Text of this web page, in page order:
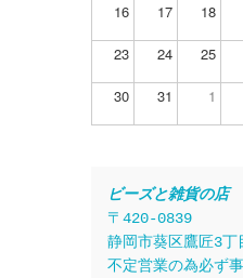
16 17 18
23 24 25
30 31 1
ビーズと雑貨の店
〒420-0839
静岡市葵区鷹匠3
不定営業の為必ず